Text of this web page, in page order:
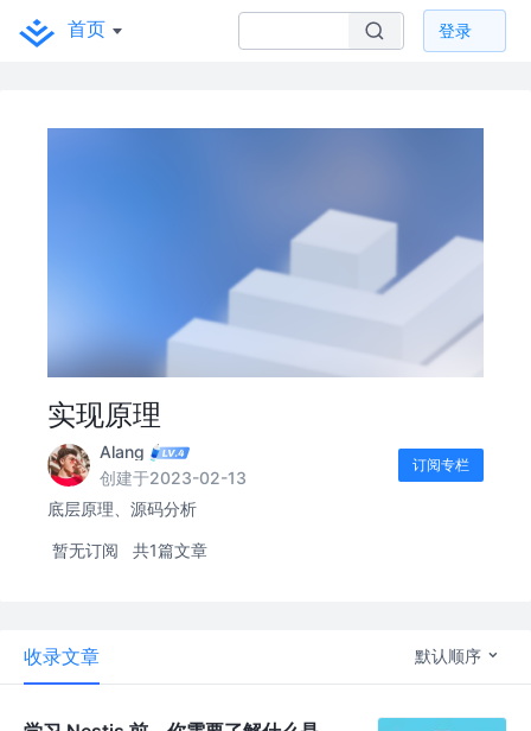
首页 登录
实现原理
Alang
创建于2023-02-13
订阅专栏
底层原理、源码分析
暂无订阅 共1篇文章
收录文章 默认顺序